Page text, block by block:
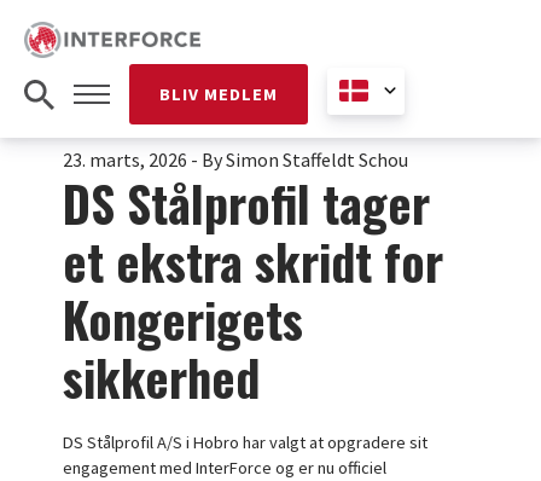
BLIV MEDLEM
23. marts, 2026 - By Simon Staffeldt Schou
DS Stålprofil tager
et ekstra skridt for
Kongerigets
sikkerhed
DS Stålprofil A/S i Hobro har valgt at opgradere sit
engagement med InterForce og er nu officiel